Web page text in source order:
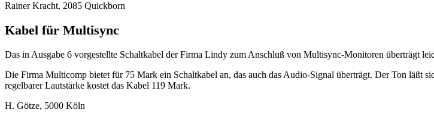
Rainer Kracht, 2085 Quickborn
Kabel für Multisync
Das in Ausgabe 6 vorgestellte Schaltkabel der Firma Lindy zum Anschluß von Multisync-Monitoren überträgt
Die Firma Multicomp bietet für 75 Mark ein Schaltkabel an, das auch das Audio-Signal überträgt. Der Ton läßt
regelbarer Lautstärke kostet das Kabel 119 Mark.
H. Götze, 5000 Köln